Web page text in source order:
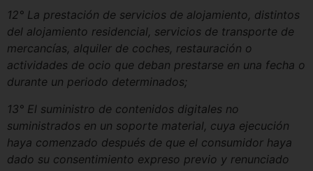
12° La prestación de servicios de alojamiento, distintos
del alojamiento residencial, servicios de transporte de
mercancías, alquiler de coches, restauración o
actividades de ocio que deban prestarse en una fecha o
durante un periodo determinados;
13° El suministro de contenidos digitales no
suministrados en un soporte material, cuya ejecución
haya comenzado después de que el consumidor haya
dado su consentimiento expreso previo y renunciado